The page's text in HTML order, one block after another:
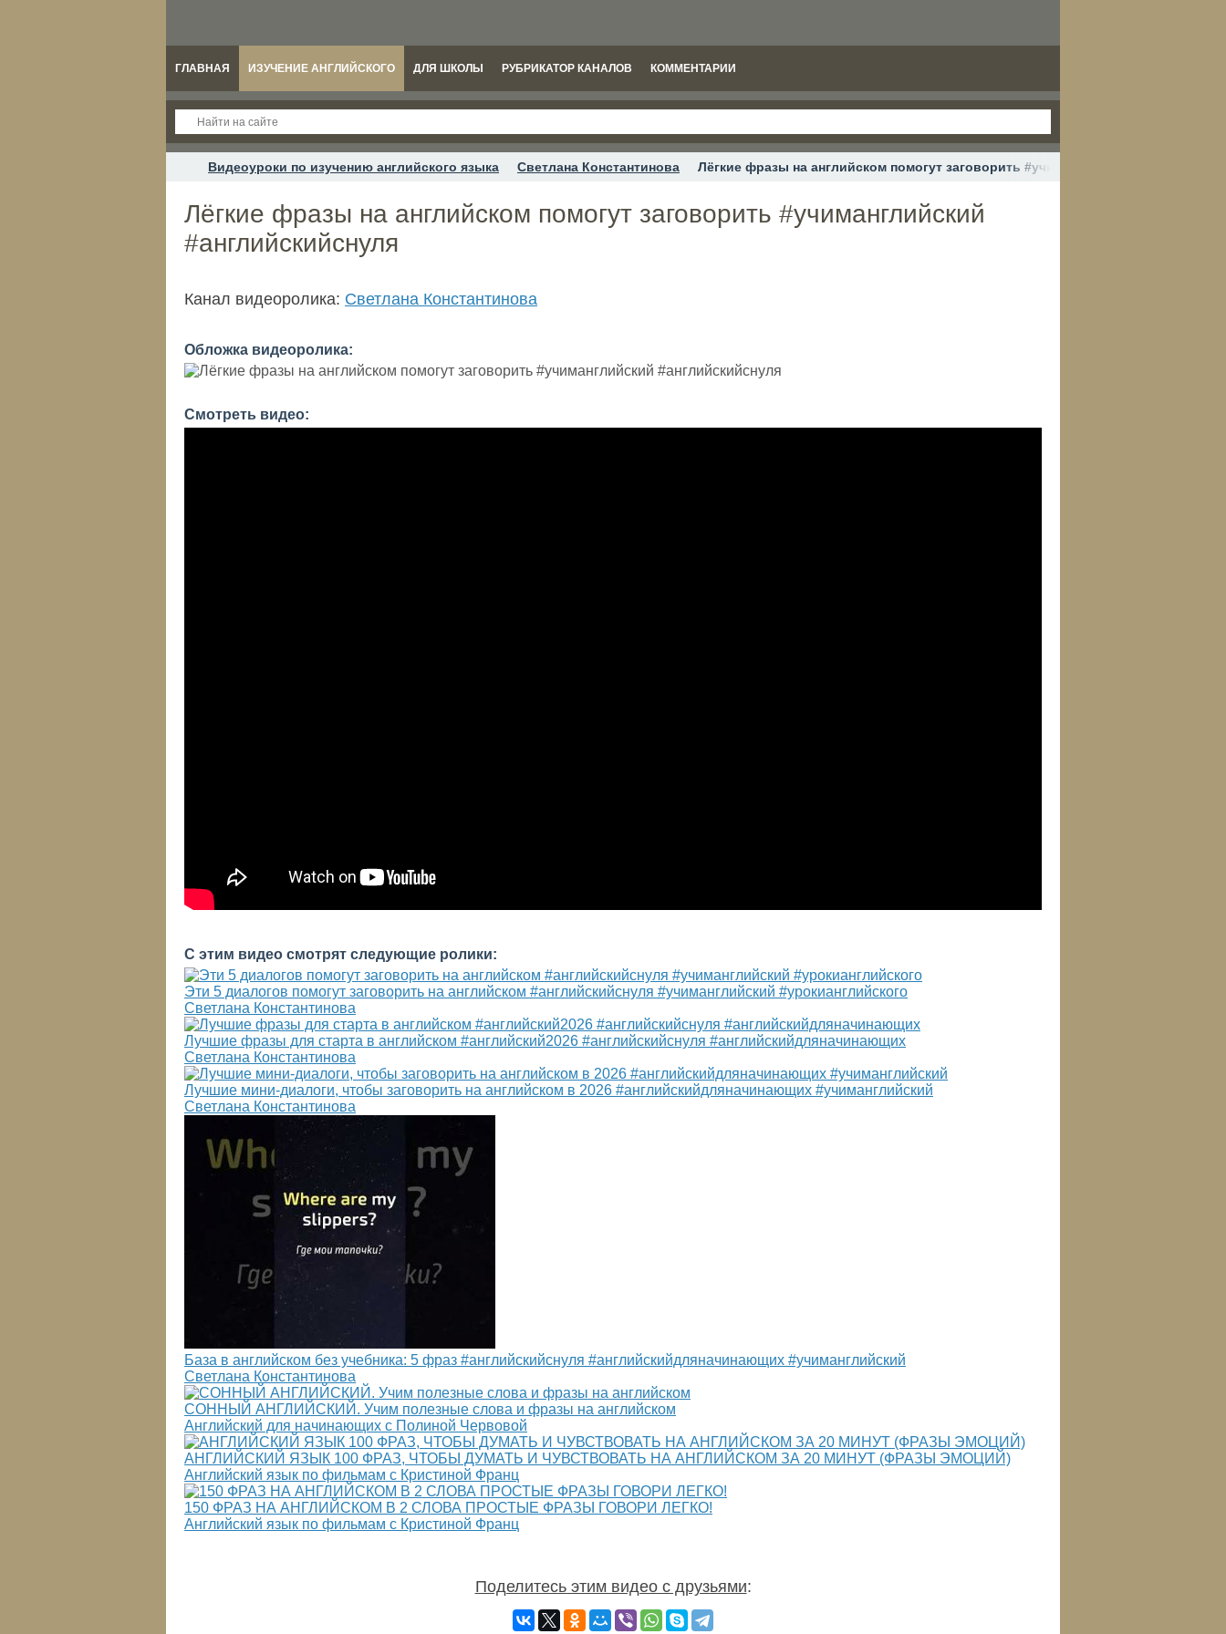
ГЛАВНАЯ ИЗУЧЕНИЕ АНГЛИЙСКОГО ДЛЯ ШКОЛЫ РУБРИКАТОР КАНАЛОВ КОММЕНТАРИИ
Видеоуроки по изучению английского языка Светлана Константинова Лёгкие фразы на английском помогут заговорить #учиманглийский
Лёгкие фразы на английском помогут заговорить #учиманглийский
#английскийснуля
Канал видеоролика: Светлана Константинова
Обложка видеоролика:
Смотреть видео:
С этим видео смотрят следующие ролики:
Эти 5 диалогов помогут заговорить на английском #английскийснуля #учиманглийский #урокианглийского
Светлана Константинова
Лучшие фразы для старта в английском #английский2026 #английскийснуля #английскийдляначинающих
Светлана Константинова
Лучшие мини-диалоги, чтобы заговорить на английском в 2026 #английскийдляначинающих #учиманглийский
Светлана Константинова
База в английском без учебника: 5 фраз #английскийснуля #английскийдляначинающих #учиманглийский
Светлана Константинова
СОННЫЙ АНГЛИЙСКИЙ. Учим полезные слова и фразы на английском
Английский для начинающих с Полиной Червовой
АНГЛИЙСКИЙ ЯЗЫК 100 ФРАЗ, ЧТОБЫ ДУМАТЬ И ЧУВСТВОВАТЬ НА АНГЛИЙСКОМ ЗА 20 МИНУТ (ФРАЗЫ ЭМОЦИЙ)
Английский язык по фильмам с Кристиной Франц
150 ФРАЗ НА АНГЛИЙСКОМ В 2 СЛОВА ПРОСТЫЕ ФРАЗЫ ГОВОРИ ЛЕГКО!
Английский язык по фильмам с Кристиной Франц
Поделитесь этим видео с друзьями: